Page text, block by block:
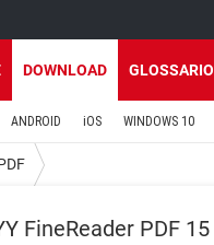
DOWNLOAD GLOSSARIO
ANDROID iOS WINDOWS 10
FineReader PDF 15